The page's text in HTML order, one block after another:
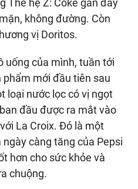
không đường. Còn
vị Doritos.
uống của mình, tuần tới
phẩm mới đầu tiên sau
loại nước lọc có vị ngọt
đầu được ra mắt vào
La Croix. Đó là một
càng tăng của Pepsi
hơn cho sức khỏe và
chuộng.